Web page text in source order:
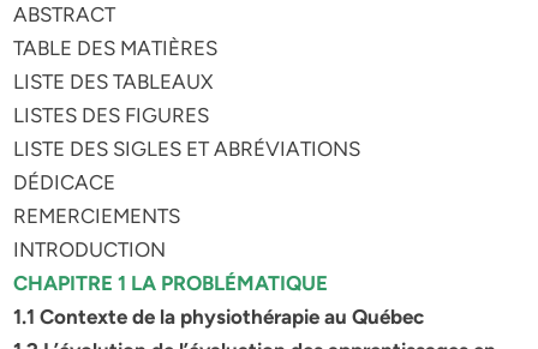
ABSTRACT
TABLE DES MATIÈRES
LISTE DES TABLEAUX
LISTES DES FIGURES
LISTE DES SIGLES ET ABRÉVIATIONS
DÉDICACE
REMERCIEMENTS
INTRODUCTION
CHAPITRE 1 LA PROBLÉMATIQUE
1.1 Contexte de la physiothérapie au Québec